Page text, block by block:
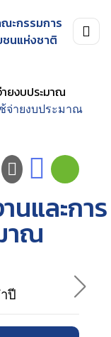
ะกรรมการ
นแห่งชาติ
ยงบประมาณ
จ่ายงบประมาณ
และการ
าณ
ปี